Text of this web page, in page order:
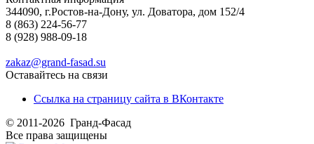
344090, г.Ростов-на-Дону, ул. Доватора, дом 152/4
8 (863) 224-56-77
8 (928) 988-09-18
zakaz@grand-fasad.su
Оставайтесь на связи
Ссылка на страницу сайта в ВКонтакте
© 2011-2026 Гранд-Фасад
Все права защищены